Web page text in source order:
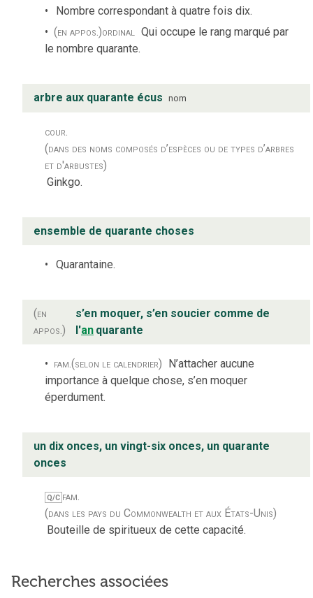
Nombre correspondant à quatre fois dix.
(en appos.)ordinal Qui occupe le rang marqué par
le nombre quarante.
arbre aux quarante écus nom
cour.
(dans des noms composés d’espèces ou de types d’arbres
et d'arbustes)
Ginkgo.
ensemble de quarante choses
Quarantaine.
(en
appos.)
s’en moquer, s’en soucier comme de
l'an quarante
fam.(selon le calendrier) N’attacher aucune
importance à quelque chose, s’en moquer
éperdument.
un dix onces, un vingt-six onces, un quarante
onces
Q/C fam.
(dans les pays du Commonwealth et aux États-Unis)
Bouteille de spiritueux de cette capacité.
Recherches associées